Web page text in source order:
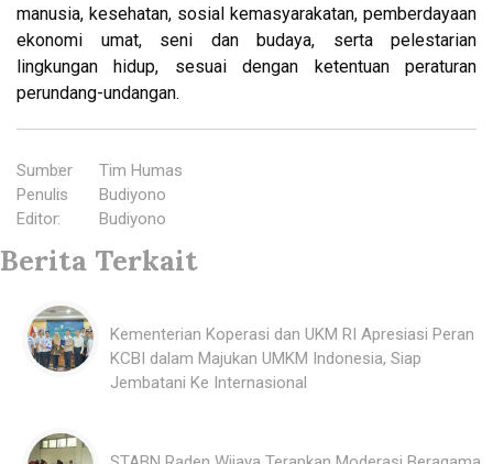
manusia, kesehatan, sosial kemasyarakatan, pemberdayaan
ekonomi umat, seni dan budaya, serta pelestarian
lingkungan hidup, sesuai dengan ketentuan peraturan
perundang-undangan.
Sumber
:
Tim Humas
Penulis
:
Budiyono
Editor: Budiyono
Berita Terkait
Kementerian Koperasi dan UKM RI Apresiasi Peran
KCBI dalam Majukan UMKM Indonesia, Siap
Jembatani Ke Internasional